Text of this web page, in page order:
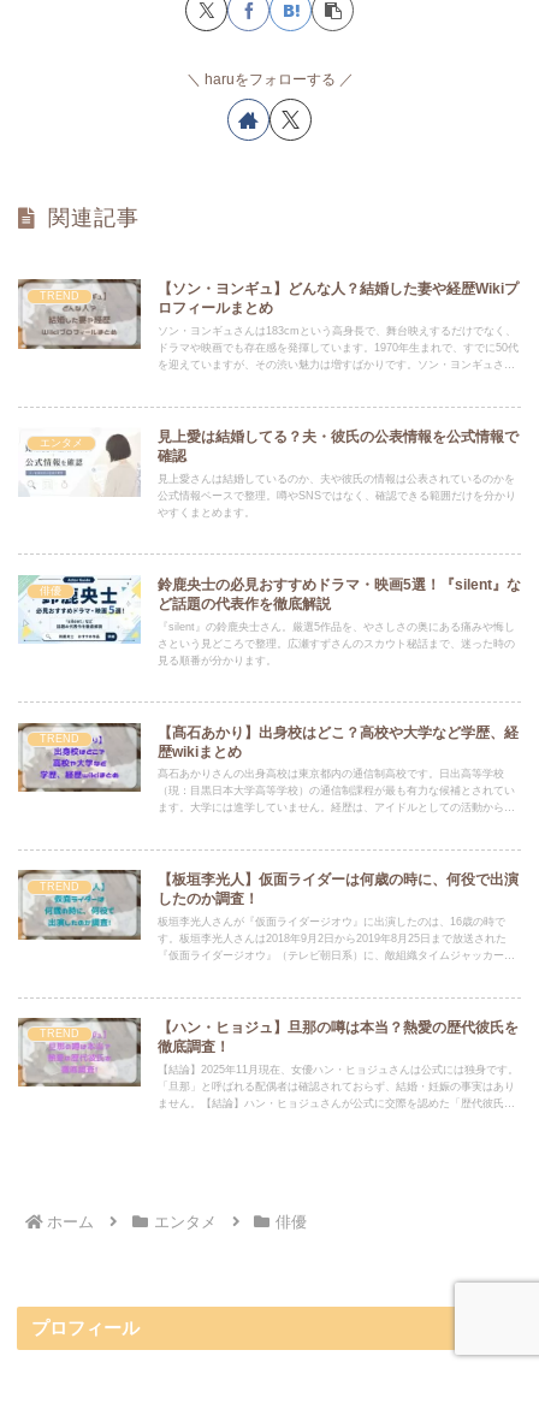
haruをフォローする
関連記事
TREND
【ソン・ヨンギュ】どんな人？結婚した妻や経歴Wikiプ
ロフィールまとめ
ソン・ヨンギュさんは183cmという高身長で、舞台映えするだけでなく、
ドラマや映画でも存在感を発揮しています。1970年生まれで、すでに50代
を迎えていますが、その渋い魅力は増すばかりです。ソン・ヨンギュさん
エンタメ
見上愛は結婚してる？夫・彼氏の公表情報を公式情報で
確認
見上愛さんは結婚しているのか、夫や彼氏の情報は公表されているのかを
公式情報ベースで整理。噂やSNSではなく、確認できる範囲だけを分かり
やすくまとめます。
俳優
鈴鹿央士の必見おすすめドラマ・映画5選！『silent』な
ど話題の代表作を徹底解説
『silent』の鈴鹿央士さん。厳選5作品を、やさしさの奥にある痛みや悔し
さという見どころで整理。広瀬すずさんのスカウト秘話まで、迷った時の
見る順番が分かります。
TREND
【髙石あかり】出身校はどこ？高校や大学など学歴、経
歴wikiまとめ
髙石あかりさんの出身高校は東京都内の通信制高校です。日出高等学校
（現：目黒日本大学高等学校）の通信制課程が最も有力な候補とされてい
ます。大学には進学していません。経歴は、アイドルとしての活動から女
TREND
【板垣李光人】仮面ライダーは何歳の時に、何役で出演
したのか調査！
板垣李光人さんが『仮面ライダージオウ』に出演したのは、16歳の時で
す。板垣李光人さんは2018年9月2日から2019年8月25日まで放送された
『仮面ライダージオウ』（テレビ朝日系）に、敵組織タイムジャッカーの
TREND
【ハン・ヒョジュ】旦那の噂は本当？熱愛の歴代彼氏を
徹底調査！
【結論】2025年11月現在、女優ハン・ヒョジュさんは公式には独身です。
「旦那」と呼ばれる配偶者は確認されておらず、結婚・妊娠の事実はあり
ません。【結論】ハン・ヒョジュさんが公式に交際を認めた「歴代彼氏」
ホーム エンタメ 俳優
プロフィール